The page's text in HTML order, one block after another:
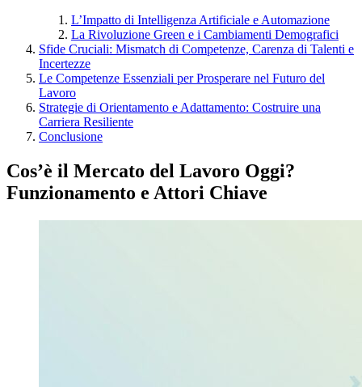
L’Impatto di Intelligenza Artificiale e Automazione
La Rivoluzione Green e i Cambiamenti Demografici
Sfide Cruciali: Mismatch di Competenze, Carenza di Talenti e
Incertezze
Le Competenze Essenziali per Prosperare nel Futuro del
Lavoro
Strategie di Orientamento e Adattamento: Costruire una
Carriera Resiliente
Conclusione
Cos’è il Mercato del Lavoro Oggi?
Funzionamento e Attori Chiave